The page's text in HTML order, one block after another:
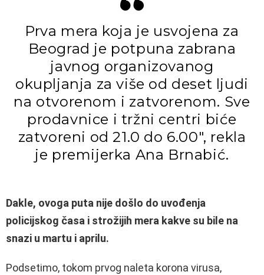
Prva mera koja je usvojena za
Beograd je potpuna zabrana
javnog organizovanog
okupljanja za više od deset ljudi
na otvorenom i zatvorenom. Sve
prodavnice i tržni centri biće
zatvoreni od 21.0 do 6.00″, rekla
je premijerka Ana Brnabić.
Dakle, ovoga puta nije došlo do uvođenja
policijskog časa i strožijih mera kakve su bile na
snazi u martu i aprilu.
Podsetimo, tokom prvog naleta korona virusa,